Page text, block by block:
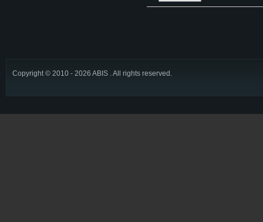
Copyright © 2010 - 2026 ABIS . All rights reserved.